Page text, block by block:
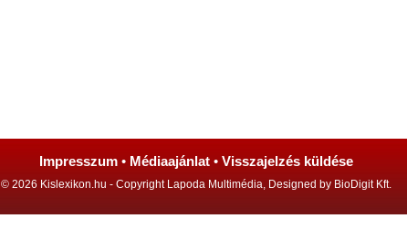
Impresszum • Médiaajánlat • Visszajelzés küldése
© 2026 Kislexikon.hu - Copyright Lapoda Multimédia, Designed by BioDigit Kft.